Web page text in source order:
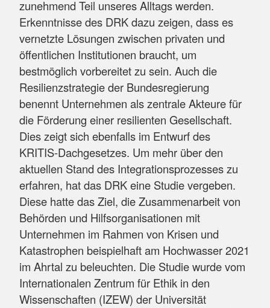
zunehmend Teil unseres Alltags werden.
Erkenntnisse des DRK dazu zeigen, dass es
vernetzte Lösungen zwischen privaten und
öffentlichen Institutionen braucht, um
bestmöglich vorbereitet zu sein. Auch die
Resilienzstrategie der Bundesregierung
benennt Unternehmen als zentrale Akteure für
die Förderung einer resilienten Gesellschaft.
Dies zeigt sich ebenfalls im Entwurf des
KRITIS-Dachgesetzes. Um mehr über den
aktuellen Stand des Integrationsprozesses zu
erfahren, hat das DRK eine Studie vergeben.
Diese hatte das Ziel, die Zusammenarbeit von
Behörden und Hilfsorganisationen mit
Unternehmen im Rahmen von Krisen und
Katastrophen beispielhaft am Hochwasser 2021
im Ahrtal zu beleuchten. Die Studie wurde vom
Internationalen Zentrum für Ethik in den
Wissenschaften (IZEW) der Universität